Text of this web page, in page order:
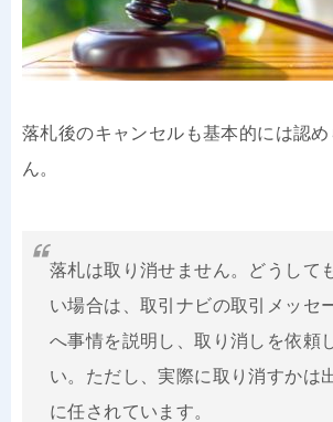
落札後のキャンセルも基本的には認
ん。
落札は取り消せません。どうして
い場合は、取引ナビの取引メッセ
へ事情を説明し、取り消しを依頼
い。ただし、実際に取り消すかは
に任されています。